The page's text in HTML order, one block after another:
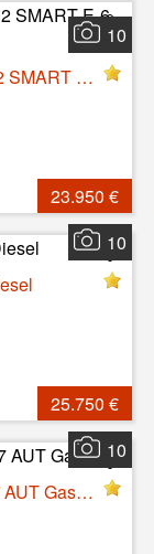
10
IVECO Daily 35S14 12M3 3520L L2 H2 SMART E-6 Diesel
23.950 €
10
25.750 €
10
MERCEDES-BENZ GLA 180 STYLE 7 AUT Gasolina